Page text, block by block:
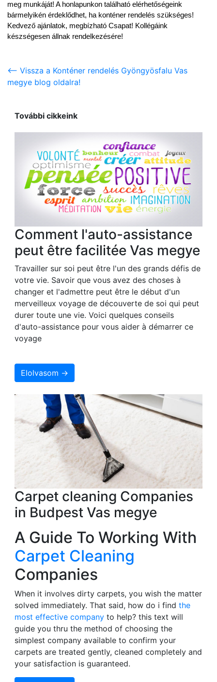
meg munkáját! A honlapunkon található elérhetőségeink
bármelyikén érdeklődhet, ha konténer rendelés szükséges!
Kedvező ajánlatok, megbízható Csapat! Kollégáink
készségesen állnak rendelkezésére!
<-- Vissza a Konténer rendelés Gyöngyösfalu Vas
megye blog oldalra!
További cikkeink
Comment l'auto-assistance
peut être facilitée Vas megye
Travailler sur soi peut être l'un des grands défis de
votre vie. Savoir que vous avez des choses à
changer et l'admettre peut être le début d'un
merveilleux voyage de découverte de soi qui peut
durer toute une vie. Voici quelques conseils
d'auto-assistance pour vous aider à démarrer ce
voyage
Elolvasom →
Carpet cleaning Companies
in Budpest Vas megye
A Guide To Working With
Carpet Cleaning
Companies
When it involves dirty carpets, you wish the matter
solved immediately. That said, how do i find the
most effective company to help? this text will
guide you thru the method of choosing the
simplest company available to confirm your
carpets are treated gently, cleaned completely and
your satisfaction is guaranteed.